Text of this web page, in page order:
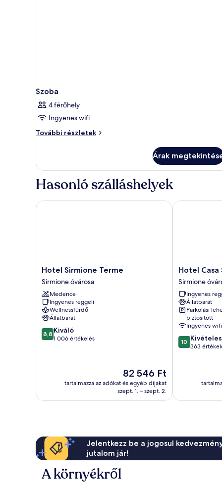
Szoba
4 férőhely
Ingyenes wifi
További részletek
Szoba
Árak
Hasonló szálláshelyek
Hotel
Sirmione
Terme
Sirmione
óvárosa
Hotel Sirmione Terme
Sirmione óvárosa
Medence
Ingyenes reggeli
Wellnessfürdő
Állatbarát
8.8
ennyiből:
8,8 Kiváló
1 006 értékelés
Az
ár
82 546 Ft
82 546 Ft
tartalmazza az adókat és egyéb díjakat
szept. 1. – szept. 2.
Hotel Sirmione Terme
Hotel
Casa
Scaligeri
Sirmione
óvárosa
Hotel Casa
Sirmione
Ingyenes
Állatbarát
Parkolási
biztosított
Ingyenes wifi
10.0
ennyiből:
értékelés
10 Kivételes
363
Hotel Casa
Jelentkezz be a jogosul
jutalom jár!
A környékről